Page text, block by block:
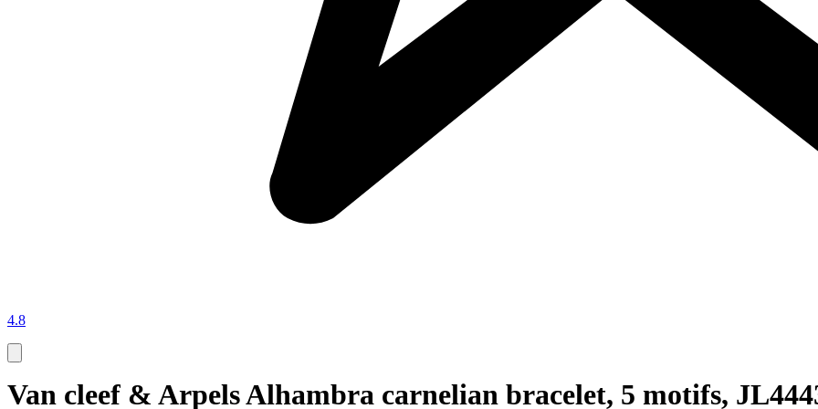
4.8
Van cleef & Arpels Alhambra carnelian bracelet, 5 motifs,